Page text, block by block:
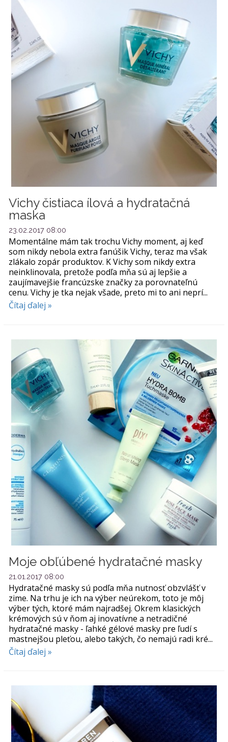
Vichy čistiaca ílová a hydratačná
maska
23.02.2017 08:00
Momentálne mám tak trochu Vichy moment, aj keď
som nikdy nebola extra fanúšik Vichy, teraz ma však
zlákalo zopár produktov. K Vichy som nikdy extra
neinklinovala, pretože podľa mňa sú aj lepšie a
zaujímavejšie francúzske značky za porovnateľnú
cenu. Vichy je tka nejak všade, preto mi to ani neprí...
Čítaj ďalej »
Moje obľúbené hydratačné masky
21.01.2017 08:00
Hydratačné masky sú podľa mňa nutnosť obzvlášť v
zime. Na trhu je ich na výber neúrekom, toto je môj
výber tých, ktoré mám najradšej. Okrem klasických
krémových sú v ňom aj inovatívne a netradičné
hydratačné masky - ľahké gélové masky pre ľudí s
mastnejšou pleťou, alebo takých, čo nemajú radi kré...
Čítaj ďalej »